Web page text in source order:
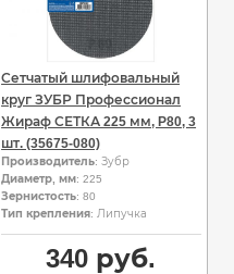
Сетчатый шлифовальный
круг ЗУБР Профессионал
Жираф СЕТКА 225 мм, P80, 3
шт. (35675-080)
Производитель: Зубр
Диаметр, мм: 225
Зернистость: 80
Тип крепления: Липучка
340 руб.